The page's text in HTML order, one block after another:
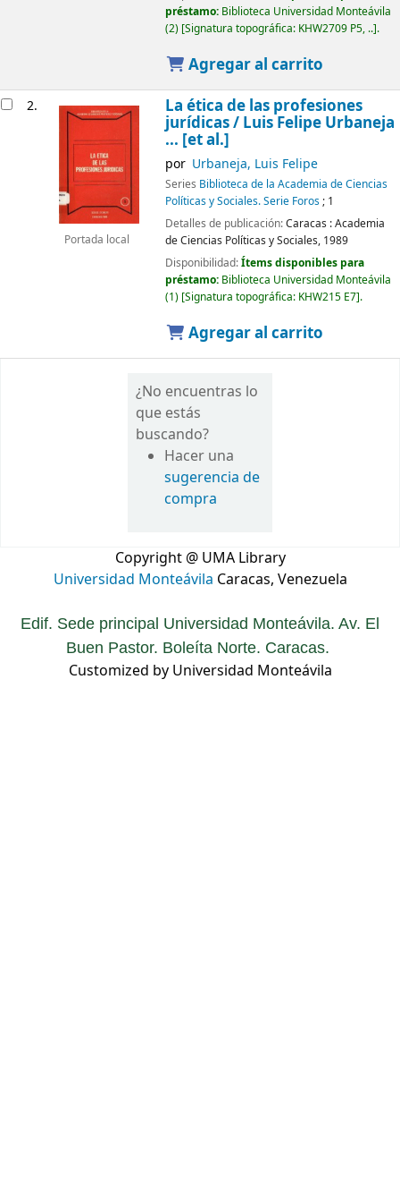
préstamo: Biblioteca Universidad Monteávila
(2) Signatura topográfica: KHW2709 P5, .. .
Agregar al carrito
2.
Portada local
La ética de las profesiones
jurídicas / Luis Felipe Urbaneja
... [et al.]
por Urbaneja, Luis Felipe
Series Biblioteca de la Academia de Ciencias
Políticas y Sociales. Serie Foros; 1
Detalles de publicación:Caracas :Academia
de Ciencias Políticas y Sociales, 1989
Disponibilidad:Ítems disponibles para
préstamo: Biblioteca Universidad Monteávila
(1) Signatura topográfica: KHW215 E7 .
Agregar al carrito
¿No encuentras lo
que estás
buscando?
Hacer una
sugerencia de
compra
Copyright @ UMA Library
Universidad Monteávila Caracas, Venezuela
Edif. Sede principal Universidad Monteávila. Av. El
Buen Pastor. Boleíta Norte. Caracas.
Customized by Universidad Monteávila